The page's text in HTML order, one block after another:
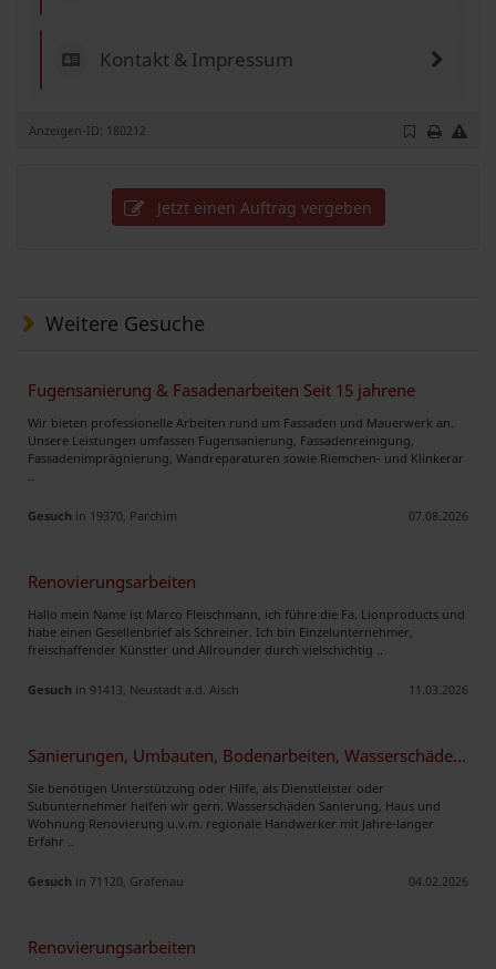
Kontakt & Impressum
Anzeigen-ID: 180212
Jetzt einen Auftrag vergeben
Weitere Gesuche
Fugensanierung & Fasadenarbeiten Seit 15 jahrene
Wir bieten professionelle Arbeiten rund um Fassaden und Mauerwerk an.
Unsere Leistungen umfassen Fugensanierung, Fassadenreinigung,
Fassadenimprägnierung, Wandreparaturen sowie Riemchen- und Klinkerar
Gesuch in 19370, Parchim 07.08.2026
Renovierungsarbeiten
Hallo mein Name ist Marco Fleischmann, ich führe die Fa. Lionproducts und
habe einen Gesellenbrief als Schreiner. Ich bin Einzelunternehmer,
freischaffender Künstler und Allrounder durch vielschichtig ..
Gesuch in 91413, Neustadt a.d. Aisch 11.03.2026
Sanierungen, Umbauten, Bodenarbeiten, Wasserschäden u.v.m
Sie benötigen Unterstützung oder Hilfe, als Dienstleister oder
Subunternehmer helfen wir gern. Wasserschäden Sanierung, Haus und
Wohnung Renovierung u.v.m. regionale Handwerker mit Jahre-langer
Erfahr ..
Gesuch in 71120, Grafenau 04.02.2026
Renovierungsarbeiten